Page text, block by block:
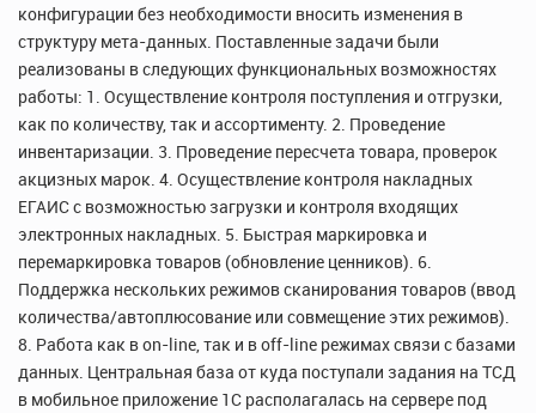
конфигурации без необходимости вносить изменения в
структуру мета-данных. Поставленные задачи были
реализованы в следующих функциональных возможностях
работы: 1. Осуществление контроля поступления и отгрузки,
как по количеству, так и ассортименту. 2. Проведение
инвентаризации. 3. Проведение пересчета товара, проверок
акцизных марок. 4. Осуществление контроля накладных
ЕГАИС с возможностью загрузки и контроля входящих
электронных накладных. 5. Быстрая маркировка и
перемаркировка товаров (обновление ценников). 6.
Поддержка нескольких режимов сканирования товаров (ввод
количества/автоплюсование или совмещение этих режимов).
8. Работа как в on-line, так и в off-line режимах связи с базами
данных. Центральная база от куда поступали задания на ТСД
в мобильное приложение 1С располагалась на сервере под